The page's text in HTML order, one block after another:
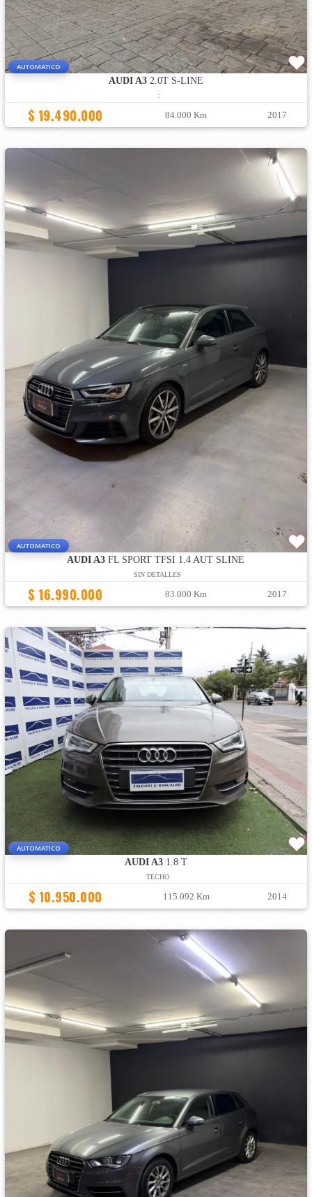
AUTOMATICO
AUDI A32.0T S-LINE
:
$ 19.490.000 84.000 Km 2017
AUTOMATICO
AUDI A3 FL SPORT TFSI 1.4 AUT SLINE
SIN DETALLES
$ 16.990.000 83.000 Km 2017
AUTOMATICO
AUDI A31.8 T
TECHO
$ 10.950.000 115.092 Km 2014